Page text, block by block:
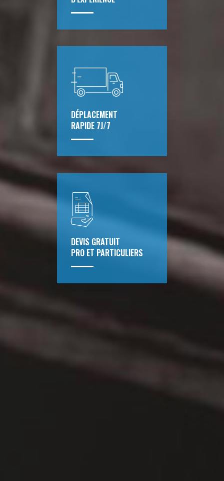
DÉPLACEMENT
RAPIDE 7J/7
DEVIS GRATUIT
PRO ET PARTICULIERS